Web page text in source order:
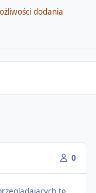
dodania
0